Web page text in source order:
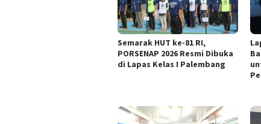
Semarak HUT ke-81 RI,
PORSENAP 2026 Resmi Dibuka
di Lapas Kelas I Palembang